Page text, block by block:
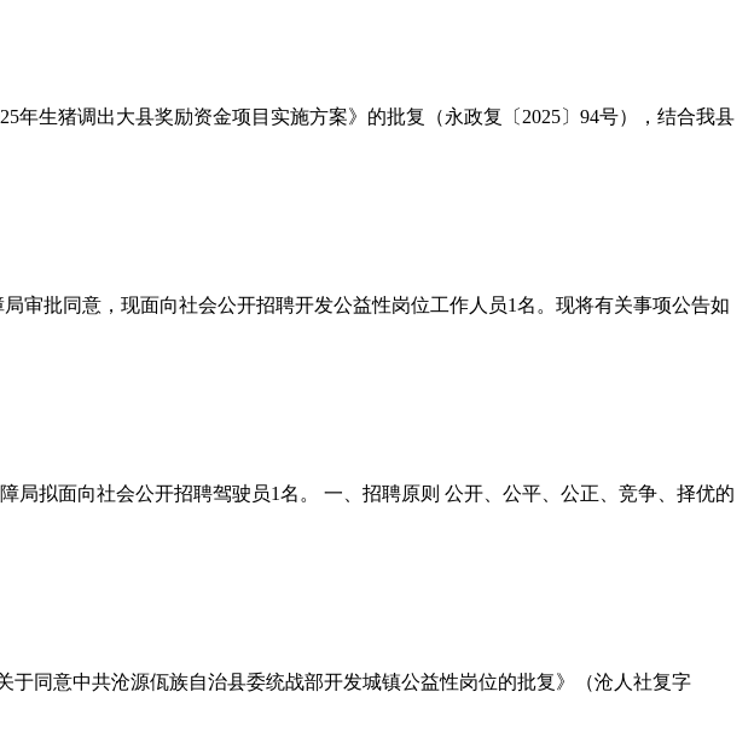
生猪调出大县奖励资金项目实施方案》的批复（永政复〔2025〕94号），结合我县
审批同意，现面向社会公开招聘开发公益性岗位工作人员1名。现将有关事项公告如
拟面向社会公开招聘驾驶员1名。 一、招聘原则 公开、公平、公正、竞争、择优的
同意中共沧源佤族自治县委统战部开发城镇公益性岗位的批复》（沧人社复字